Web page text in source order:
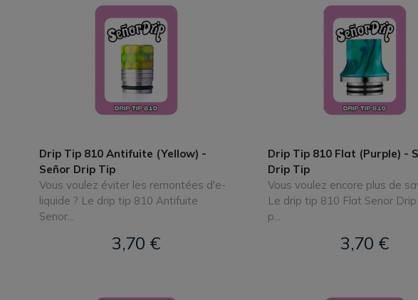
Drip Tip 810 Antifuite (Yellow) -
Señor Drip Tip
Vous voulez éviter les remontées d'e-
liquide ? Le drip tip 810 Antifuite
Senor...
3,70 €
Drip Tip 810 Flat (Purple) -
Drip Tip
Vous voulez encore plus de
Le drip tip 810 Flat Senor
p...
3,70 €